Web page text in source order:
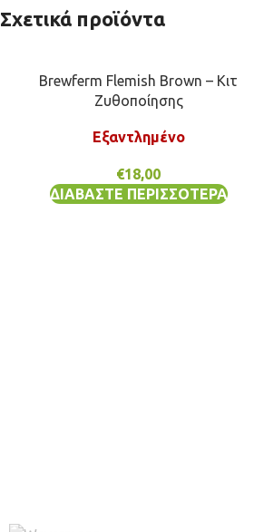
Σχετικά προϊόντα
Brewferm Flemish Brown – Κιτ
Ζυθοποίησης
Εξαντλημένο
€18,00
ΔΙΑΒΆΣΤΕ ΠΕΡΙΣΣΌΤΕΡΑ